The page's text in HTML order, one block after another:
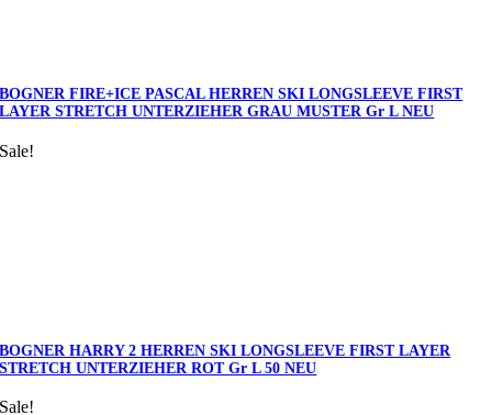
BOGNER FIRE+ICE PASCAL HERREN SKI LONGSLEEVE FIRST
LAYER STRETCH UNTERZIEHER GRAU MUSTER Gr L NEU
Sale!
BOGNER HARRY 2 HERREN SKI LONGSLEEVE FIRST LAYER
STRETCH UNTERZIEHER ROT Gr L 50 NEU
Sale!